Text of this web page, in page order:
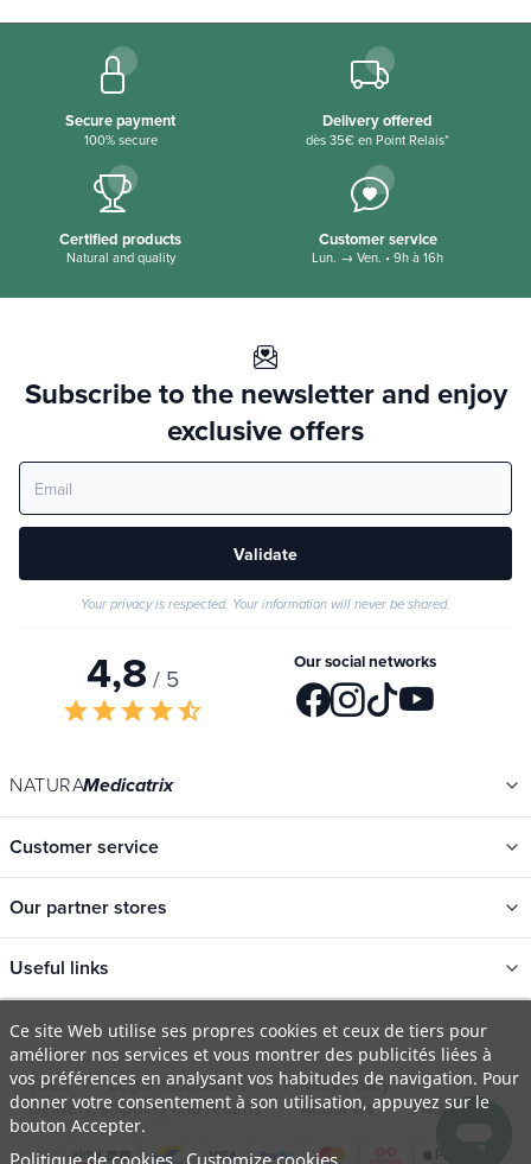
Secure payment
100% secure
Delivery offered
dès 35€ en Point Relais*
Certified products
Natural and quality
Customer service
Lun. → Ven. • 9h à 16h
Subscribe to the newsletter and enjoy
exclusive offers
Validate
Your privacy is respected. Your information will never be shared.
4,8 / 5
starstarstarstarstar_half
Our social networks
NATURAMedicatrix
Customer service
Our partner stores
Useful links
Categories
New
Promotions
Catalogs
T&Cs Legal information
Privacy Policy
Delivery, shipping and returns
About Us FAQ
Ce site Web utilise ses propres cookies et ceux de tiers pour
améliorer nos services et vous montrer des publicités liées à
vos préférences en analysant vos habitudes de navigation. Pour
donner votre consentement à son utilisation, appuyez sur le
bouton Accepter.
Politique de cookies Customize cookies